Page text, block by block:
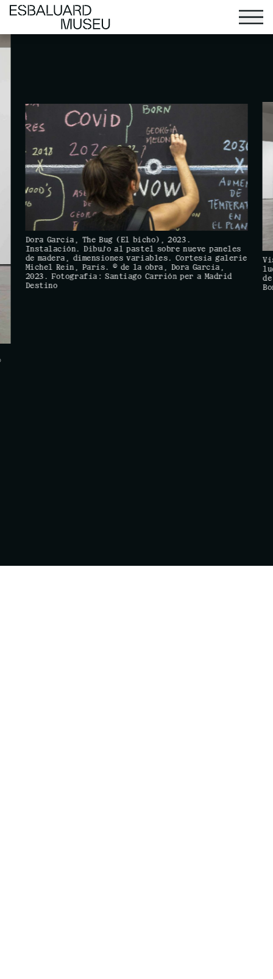
Dora García, The Bug (El bicho), 2023.
Instalación. Dibujo al pastel sobre nueve paneles
de madera, dimensiones variables. Cortesía galerie
Michel Rein, París. © de la obra, Dora García,
2023. Fotografía: Santiago Carrión per a Madrid
Destino